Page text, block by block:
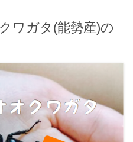
ワガタ(能勢産)の